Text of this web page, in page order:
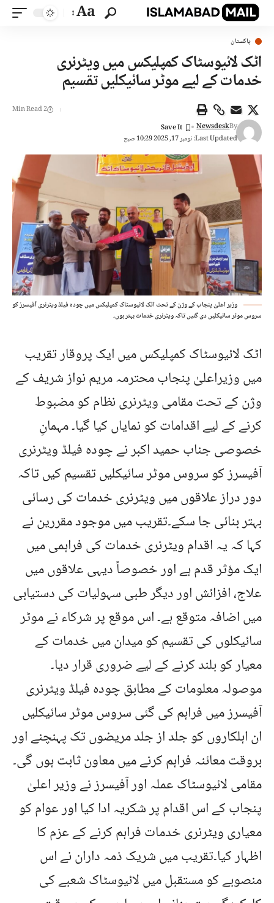
Aa
پاکستان
اٹک لائیوسٹاک کمپلیکس میں ویٹرنری
خدمات کے لیے موٹر سائیکلیں تقسیم
Last Updated: نومبر 17, 2025 10:29 صبح
By
Newsdesk
2 Min Read
وزیر اعلیٰ پنجاب کے وژن کے تحت اٹک لائیوسٹاک کمپلیکس میں چودہ فیلڈ ویٹرنری آفیسرز کو
سروس موٹر سائیکلیں دی گئیں تاکہ ویٹرنری خدمات بہتر ہوں۔
اٹک لائیوسٹاک کمپلیکس میں ایک پروقار تقریب
میں وزیراعلیٰ پنجاب محترمہ مریم نواز شریف کے
وژن کے تحت مقامی ویٹرنری نظام کو مضبوط
کرنے کے لیے اقدامات کو نمایاں کیا گیا۔ مہمانِ
خصوصی جناب حمید اکبر نے چودہ فیلڈ ویٹرنری
آفیسرز کو سروس موٹر سائیکلیں تقسیم کیں تاکہ
دور دراز علاقوں میں ویٹرنری خدمات کی رسائی
بہتر بنائی جا سکے۔تقریب میں موجود مقررین نے
کہا کہ یہ اقدام ویٹرنری خدمات کی فراہمی میں
ایک مؤثر قدم ہے اور خصوصاً دیہی علاقوں میں
علاج، افزائش اور دیگر طبی سہولیات کی دستیابی
میں اضافہ متوقع ہے۔ اس موقع پر شرکاء نے موٹر
سائیکلوں کی تقسیم کو میدان میں خدمات کے
معیار کو بلند کرنے کے لیے ضروری قرار دیا۔
موصولہ معلومات کے مطابق چودہ فیلڈ ویٹرنری
آفیسرز میں فراہم کی گئی سروس موٹر سائیکلیں
ان اہلکاروں کو جلد از جلد مریضوں تک پہنچنے اور
بروقت معائنہ فراہم کرنے میں معاون ثابت ہوں گی۔
مقامی لائیوسٹاک عملہ اور آفیسرز نے وزیر اعلیٰ
پنجاب کے اس اقدام پر شکریہ ادا کیا اور عوام کو
معیاری ویٹرنری خدمات فراہم کرنے کے عزم کا
اظہار کیا۔تقریب میں شریک ذمہ داران نے اس
منصوبے کو مستقبل میں لائیوسٹاک شعبے کی